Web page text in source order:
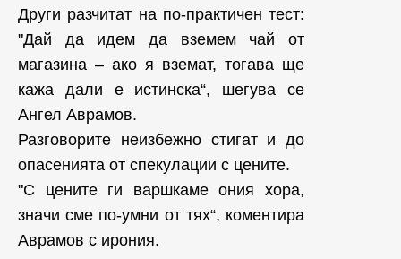
Други разчитат на по-практичен тест:
"Дай да идем да вземем чай от
магазина – ако я вземат, тогава ще
кажа дали е истинска“, шегува се
Ангел Аврамов.
Разговорите неизбежно стигат и до
опасенията от спекулации с цените.
"С цените ги варшкаме ония хора,
значи сме по-умни от тях“, коментира
Аврамов с ирония.